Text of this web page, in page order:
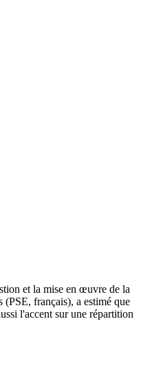
et la mise en œuvre de la
français), a estimé que
l'accent sur une répartition